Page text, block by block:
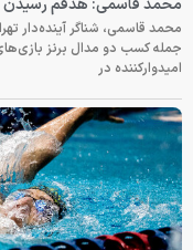
محمد قاسمی: هدفم رسیدن به فینال ۴۰۰ متر بازی‌های
محمد قاسمی، شناگر آینده‌دار
جمله کسب دو مدال برنز
امیدوارکننده در